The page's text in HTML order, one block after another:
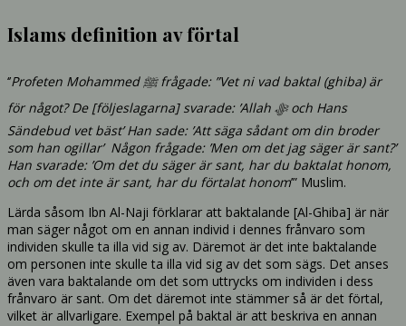
Islams definition av förtal
‘’Profeten Mohammed ﷺ frågade: ”Vet ni vad baktal (ghiba) är
för något? De [följeslagarna] svarade: ’Allah ﷻ och Hans
Sändebud vet bäst’ Han sade: ’Att säga sådant om din broder
som han ogillar’ Någon frågade: ’Men om det jag säger är sant?’
Han svarade: ’Om det du säger är sant, har du baktalat honom,
och om det inte är sant, har du förtalat honom’” Muslim.
Lärda såsom Ibn Al-Naji förklarar att baktalande [Al-Ghiba] är när
man säger något om en annan individ i dennes frånvaro som
individen skulle ta illa vid sig av. Däremot är det inte baktalande
om personen inte skulle ta illa vid sig av det som sägs. Det anses
även vara baktalande om det som uttrycks om individen i dess
frånvaro är sant. Om det däremot inte stämmer så är det förtal,
vilket är allvarligare. Exempel på baktal är att beskriva en annan